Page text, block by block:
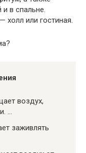
в спальне.
холл или гостиная.
воздух,
…
заживлять